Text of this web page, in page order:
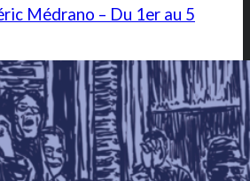
Médrano – Du 1er au 5